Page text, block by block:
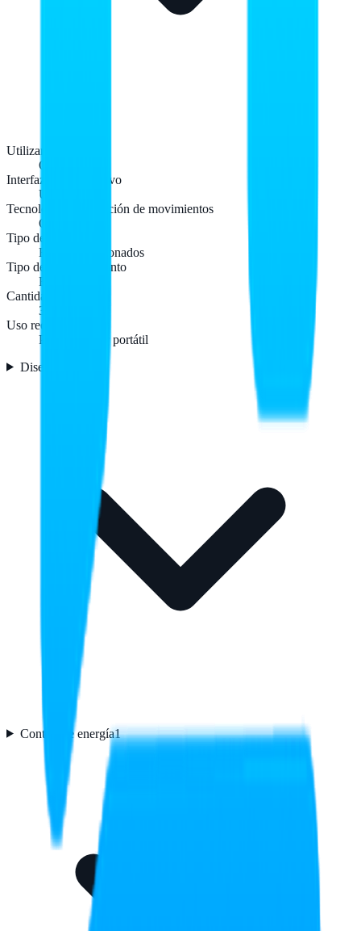
Utilizar con
Oficina
Interfaz del dispositivo
USB tipo A
Tecnología de detección de movimientos
Óptico
Tipo de botones
Botones presionados
Tipo de desplazamiento
Rueda
Cantidad de botones
3
Uso recomendado
PC/ordenador portátil
Diseño
Control de energía1